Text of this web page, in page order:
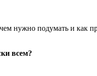
нужно подумать и как
всем?